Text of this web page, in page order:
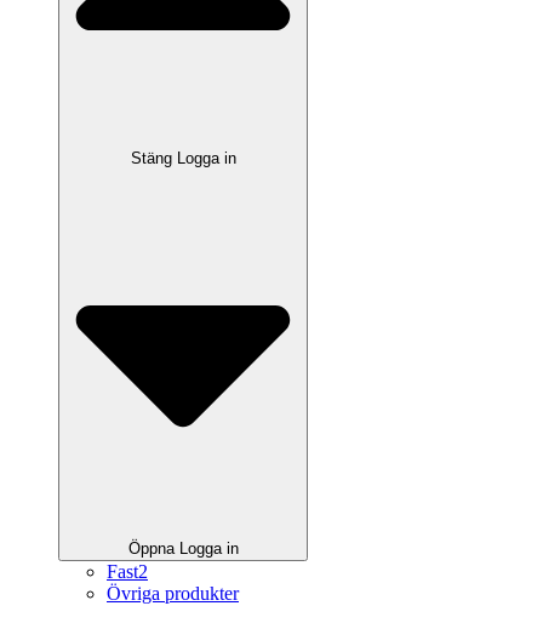
Stäng Logga in
Öppna Logga in
Fast2
Övriga produkter